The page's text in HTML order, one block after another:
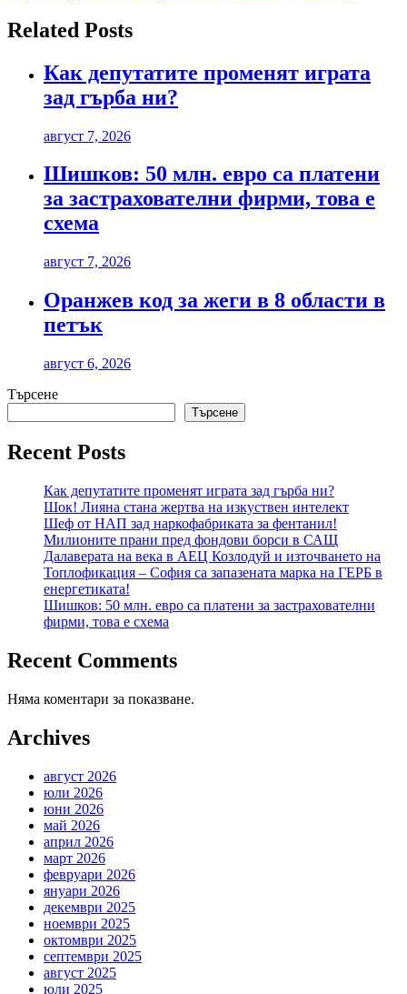
Related Posts
Как депутатите променят играта
зад гърба ни?
август 7, 2026
Шишков: 50 млн. евро са платени
за застрахователни фирми, това е
схема
август 7, 2026
Оранжев код за жеги в 8 области в
петък
август 6, 2026
Търсене
Търсене
Recent Posts
Как депутатите променят играта зад гърба ни?
Шок! Лияна стана жертва на изкуствен интелект
Шеф от НАП зад наркофабриката за фентанил!
Милионите прани пред фондови борси в САЩ
Далаверата на века в АЕЦ Козлодуй и източването на
Топлофикация – София са запазената марка на ГЕРБ в
енергетиката!
Шишков: 50 млн. евро са платени за застрахователни
фирми, това е схема
Recent Comments
Няма коментари за показване.
Archives
август 2026
юли 2026
юни 2026
май 2026
април 2026
март 2026
февруари 2026
януари 2026
декември 2025
ноември 2025
октомври 2025
септември 2025
август 2025
юли 2025